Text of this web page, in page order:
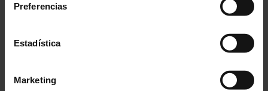
Preferencias
Estadística
Marketing
Acceso a la talasoterapia: todos los días (excepto fines de
De lunes a viernes: de 7:30 a 21:30h
Sábados y festivos de 8:30 a 21:30h, domingos de 8:30
Mensual
Trimestral